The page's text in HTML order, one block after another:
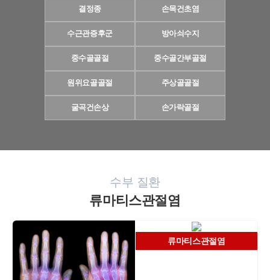
결정종 손목건초염
수근관증후군 방아쇠수지
중수골골절 중수골간부골절
원위요골골절 주상골골절
굴곡건손상 손가락골절
수부 질환
류마티스관절염
류마티스관절염
개인정보활용동의 보기